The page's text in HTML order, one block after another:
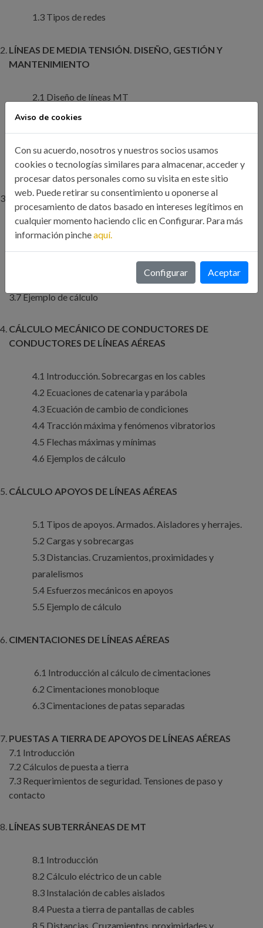
1.3 Tipos de redes
LÍNEAS DE MEDIA TENSIÓN. DISEÑO, GESTIÓN Y
MANTENIMIENTO
2.1 Diseño de líneas MT
2.2 Tramitación administrativa
2.3 Mantenimiento
CÁLCULO ELÉCTRICO DE LÍNEAS AÉREAS
3.1 Conductores
3.2 Parámetros eléctricos
3.3 Intensidad máxima admisible en conductor
3.4 Caída de tensión en régimen permanente
3.6 Efecto Corona y perturbaciones radioeléctricas
3.7 Ejemplo de cálculo
CÁLCULO MECÁNICO DE CONDUCTORES DE
CONDUCTORES DE LÍNEAS AÉREAS
4.1 Introducción. Sobrecargas en los cables
4.2 Ecuaciones de catenaria y parábola
4.3 Ecuación de cambio de condiciones
4.4 Tracción máxima y fenómenos vibratorios
4.5 Flechas máximas y mínimas
4.6 Ejemplos de cálculo
CÁLCULO APOYOS DE LÍNEAS AÉREAS
5.1 Tipos de apoyos. Armados. Aisladores y herrajes.
5.2 Cargas y sobrecargas
5.3 Distancias. Cruzamientos, proximidades y
paralelismos
5.4 Esfuerzos mecánicos en apoyos
5.5 Ejemplo de cálculo
CIMENTACIONES DE LÍNEAS AÉREAS
6.1 Introducción al cálculo de cimentaciones
6.2 Cimentaciones monobloque
6.3 Cimentaciones de patas separadas
PUESTAS A TIERRA DE APOYOS DE LÍNEAS AÉREAS
7.1 Introducción
7.2 Cálculos de puesta a tierra
7.3 Requerimientos de seguridad. Tensiones de paso y
contacto
LÍNEAS SUBTERRÁNEAS DE MT
8.1 Introducción
8.2 Cálculo eléctrico de un cable
8.3 Instalación de cables aislados
8.4 Puesta a tierra de pantallas de cables
8.5 Distancias. Cruzamientos, proximidades y
Aviso de cookies
Con su acuerdo, nosotros y nuestros socios usamos
cookies o tecnologías similares para almacenar, acceder y
procesar datos personales como su visita en este sitio
web. Puede retirar su consentimiento u oponerse al
procesamiento de datos basado en intereses legítimos en
cualquier momento haciendo clic en Configurar. Para más
información pincheaquí.
Configurar Aceptar